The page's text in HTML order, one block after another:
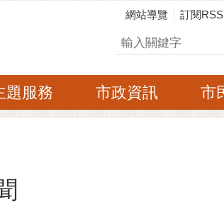
網站導覽 訂閱RSS
搜尋
題服務 市政資訊 市